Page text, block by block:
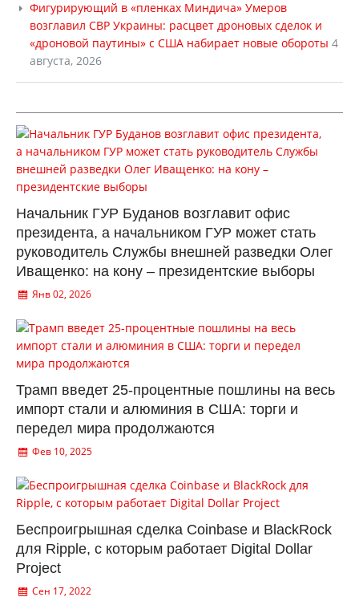
Фигурирующий в «пленках Миндича» Умеров
возглавил СВР Украины: расцвет дроновых сделок и
«дроновой паутины» с США набирает новые обороты 4
августа, 2026
Начальник ГУР Буданов возглавит офис
президента, а начальником ГУР может стать
руководитель Службы внешней разведки Олег
Иващенко: на кону – президентские выборы
Янв 02, 2026
Трамп введет 25-процентные пошлины на весь
импорт стали и алюминия в США: торги и
передел мира продолжаются
Фев 10, 2025
Беспроигрышная сделка Coinbase и BlackRock
для Ripple, с которым работает Digital Dollar
Project
Сен 17, 2022